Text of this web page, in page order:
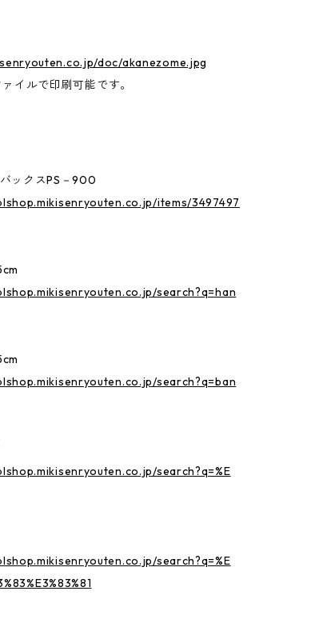
doc/akanezome.jpg
イルで印刷可能です。
ックスPS－900
items/3497497
search?q=han
search?q=ban
search?q=%E
search?q=%E